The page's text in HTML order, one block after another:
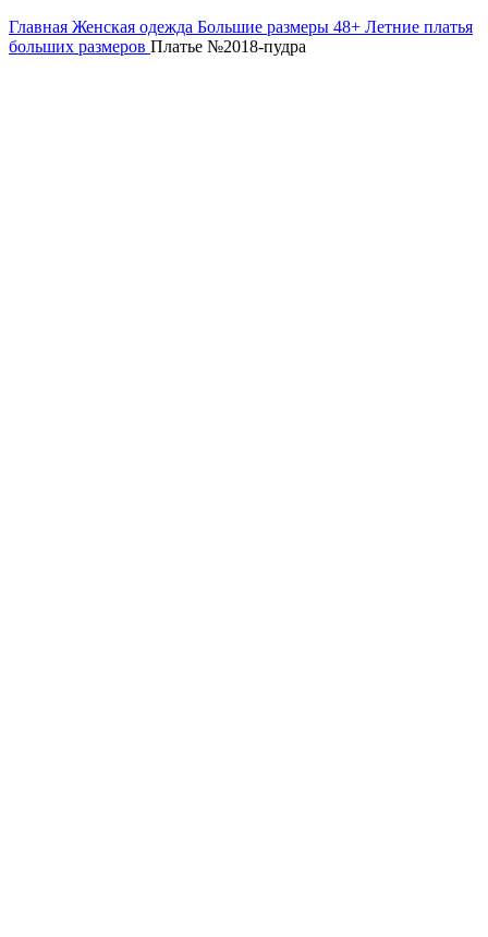
Главная Женская одежда Большие размеры 48+ Летние платья
больших размеров Платье №2018-пудра